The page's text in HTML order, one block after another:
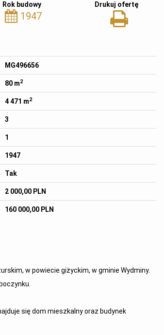
Rok budowy
1947
Drukuj ofertę
MG496656
80 m2
4 471 m2
3
1
1947
Tak
2 000,00 PLN
160 000,00 PLN
w powiecie giżyckim, w gminie Wydminy.
się dom mieszkalny oraz budynek